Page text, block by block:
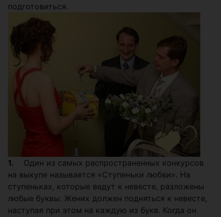
подготовиться.
1. Один из самых распространенных конкурсов
на выкупе называется «Ступеньки любви». На
ступеньках, которые ведут к невесте, разложены
любые буквы. Жених должен подняться к невесте,
наступая при этом на каждую из букв. Когда он